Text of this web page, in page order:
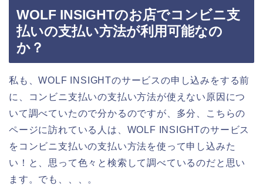
WOLF INSIGHTのお店でコンビニ支
払いの支払い方法が利用可能なの
か？
私も、WOLF INSIGHTのサービスの申し込みをする前
に、コンビニ支払いの支払い方法が使えない原因につ
いて調べていたので分かるのですが、多分、こちらの
ページに訪れている人は、WOLF INSIGHTのサービス
をコンビニ支払いの支払い方法を使って申し込みた
い！と、思って色々と検索して調べているのだと思い
ます。でも、、、。